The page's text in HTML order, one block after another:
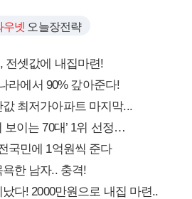
우넷 오늘장전략
전셋값에 내집마련!
라에서 90% 갚아준다!
최저가아파트 마지막...
보이는 70대’ 1위 선정…
국민에 1억원씩 준다
한 남자.. 충격!
다! 2000만원으로 내집 마련..